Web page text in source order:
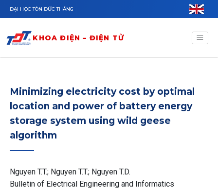
Nhảy đến nội dung
ĐẠI HỌC TÔN ĐỨC THẮNG
KHOA ĐIỆN – ĐIỆN TỬ
Minimizing electricity cost by optimal
location and power of battery energy
storage system using wild geese
algorithm
Nguyen T.T.; Nguyen T.T.; Nguyen T.D.
Bulletin of Electrical Engineering and Informatics